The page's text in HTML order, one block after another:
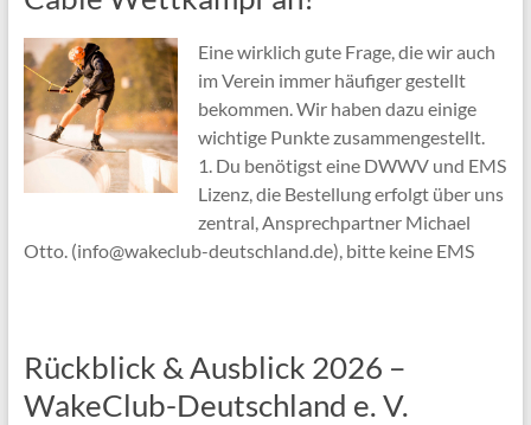
Eine wirklich gute Frage, die wir auch
im Verein immer häufiger gestellt
bekommen. Wir haben dazu einige
wichtige Punkte zusammengestellt.
1. Du benötigst eine DWWV und EMS
Lizenz, die Bestellung erfolgt über uns
zentral, Ansprechpartner Michael
Otto. (info@wakeclub-deutschland.de), bitte keine EMS
Rückblick & Ausblick 2026 –
WakeClub-Deutschland e. V.